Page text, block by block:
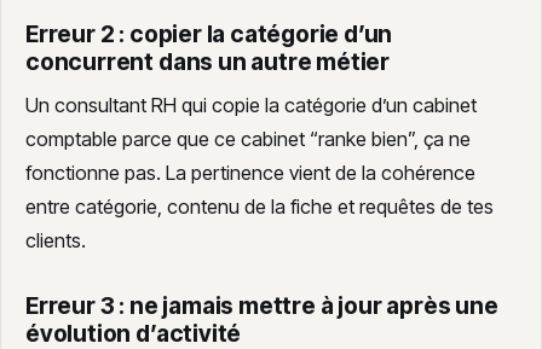
Erreur 2 : copier la catégorie d’un
concurrent dans un autre métier
Un consultant RH qui copie la catégorie d’un cabinet
comptable parce que ce cabinet “ranke bien”, ça ne
fonctionne pas. La pertinence vient de la cohérence
entre catégorie, contenu de la fiche et requêtes de tes
clients.
Erreur 3 : ne jamais mettre à jour après une
évolution d’activité